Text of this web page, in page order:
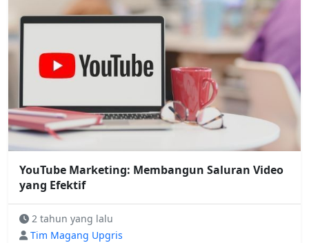
YouTube Marketing: Membangun Saluran Video
yang Efektif
2 tahun yang lalu
Tim Magang Upgris